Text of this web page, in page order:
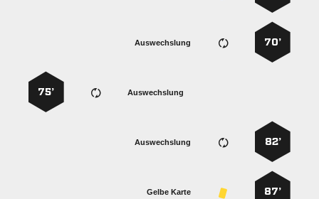
70’
Auswechslung
Auswechslung
75’
82’
Auswechslung
87’
Gelbe Karte